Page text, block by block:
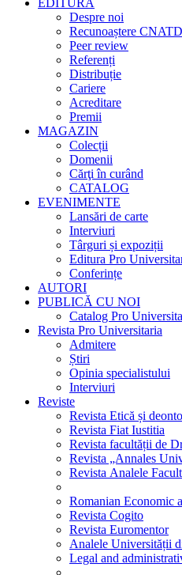
EDITURA
Despre noi
Recunoaștere
Peer review
Referenți
Distribuție
Cariere
Acreditare
Premii
MAGAZIN
Colecții
Domenii
Cărţi în curând
CATALOG
EVENIMENTE
Lansări de carte
Interviuri
Târguri și expoziții
Editura Pro
Conferințe
AUTORI
PUBLICĂ CU NOI
Catalog Pro
Revista Pro Universitaria
Admitere
Știri
Opinia specialistului
Interviuri
Reviste
Revista Etică și
Revista Fiat Iustitia
Revista facultății de
Revista „Annales
Revista Analele
Romanian Economic
Revista Cogito
Revista Euromentor
Analele Universității
Legal and